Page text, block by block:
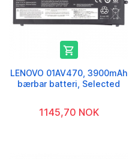

LENOVO 01AV470, 3900mAh
bærbar batteri, Selected
1145,70 NOK